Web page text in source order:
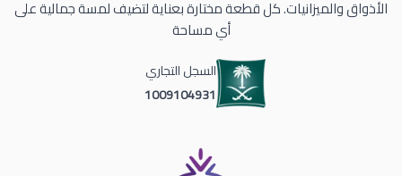
الأذواق والميزانيات. كل قطعة مختارة بعناية لتضيف لمسة جمالية على
أي مساحة
السجل التجاري
1009104931